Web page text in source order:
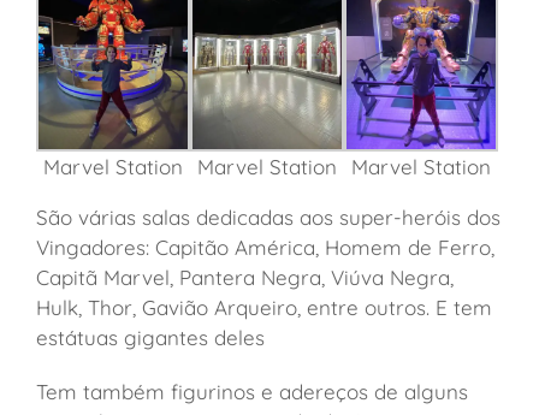
Marvel Station Marvel Station
Marvel Station
São várias salas dedicadas aos super-heróis dos
Vingadores: Capitão América, Homem de Ferro,
Capitã Marvel, Pantera Negra, Viúva Negra,
Hulk, Thor, Gavião Arqueiro, entre outros. E tem
estátuas gigantes deles
Tem também figurinos e adereços de alguns